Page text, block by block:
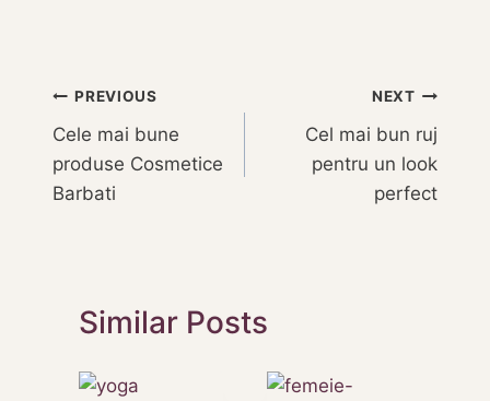
Navigare
în
articole
PREVIOUS
Cele mai bune
produse Cosmetice
Barbati
NEXT
Cel mai bun ruj
pentru un look
perfect
Similar Posts